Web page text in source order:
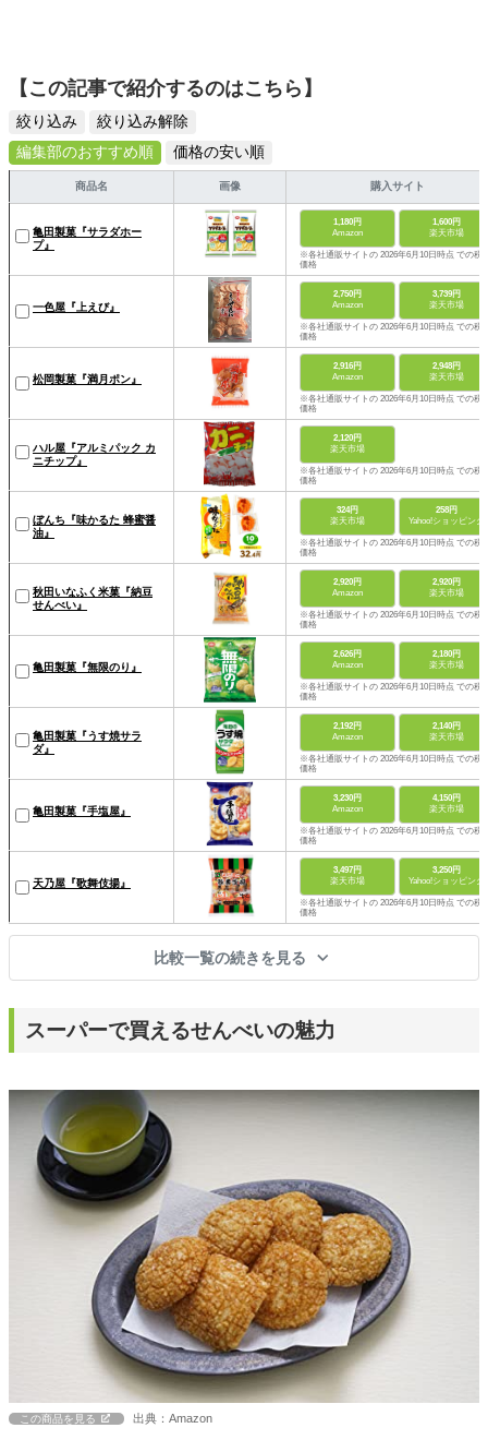
【この記事で紹介するのはこちら】
絞り込み
絞り込み解除
編集部のおすすめ順
価格の安い順
商品名 画像 購入サイト
亀田製菓『サラダホー
プ』
1,180円
Amazon
1,600円
楽天市場
※各社通販サイトの 2026年6月10日時点 での税
価格
一色屋『上えび』
2,750円
Amazon
3,739円
楽天市場
※各社通販サイトの 2026年6月10日時点 での税
価格
松岡製菓『満月ポン』
2,916円
Amazon
2,948円
楽天市場
※各社通販サイトの 2026年6月10日時点 での税
価格
ハル屋『アルミパック カ
ニチップ』
2,120円
楽天市場
※各社通販サイトの 2026年6月10日時点 での税
価格
ぼんち『味かるた 蜂蜜醤
油』
324円
楽天市場
258円
Yahoo!ショッピング
※各社通販サイトの 2026年6月10日時点 での税
価格
秋田いなふく米菓『納豆
せんべい』
2,920円
Amazon
2,920円
楽天市場
※各社通販サイトの 2026年6月10日時点 での税
価格
亀田製菓『無限のり』
2,626円
Amazon
2,180円
楽天市場
※各社通販サイトの 2026年6月10日時点 での税
価格
亀田製菓『うす焼サラ
ダ』
2,192円
Amazon
2,140円
楽天市場
※各社通販サイトの 2026年6月10日時点 での税
価格
亀田製菓『手塩屋』
3,230円
Amazon
4,150円
楽天市場
※各社通販サイトの 2026年6月10日時点 での税
価格
天乃屋『歌舞伎揚』
3,497円
楽天市場
3,250円
Yahoo!ショッピング
※各社通販サイトの 2026年6月10日時点 での税
価格
比較一覧の続きを見る
スーパーで買えるせんべいの魅力
この商品を見る 出典：Amazon